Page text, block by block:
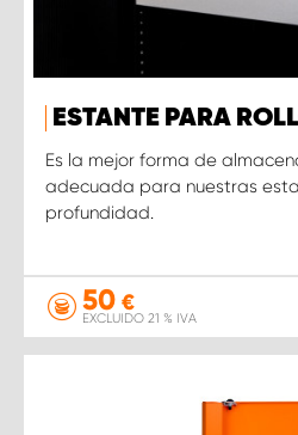
ESTANTE PARA
Es la mejor forma de
adecuada para nuestras
profundidad.
50 €
EXCLUIDO 21 % IVA